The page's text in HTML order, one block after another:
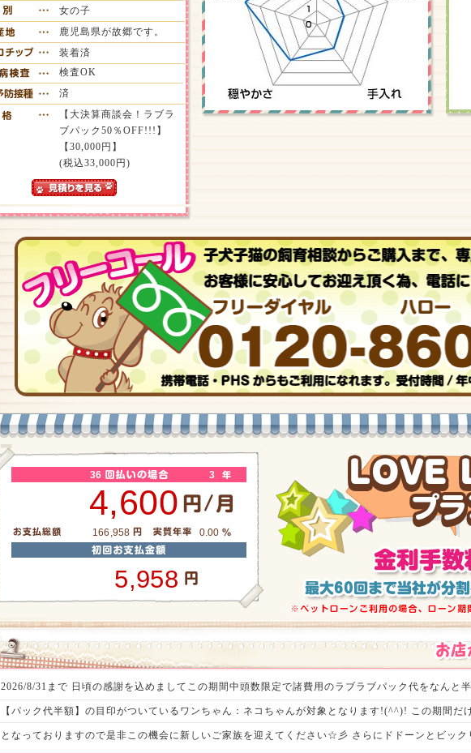
女の子
鹿児島県が故郷です。
装着済
検査OK
済
【大決算商談会！ラブラ
ブパック50％OFF!!!】
【30,000円】
(税込33,000円)
36 3
4,600
166,958 0.00
5,958
2026/8/31まで 日頃の感謝を込めましてこの期間中頭数限定で諸費用のラブラブパック代をなんと
【パック代半額】の目印がついているワンちゃん：ネコちゃんが対象となります!(^^)! この期間だ
となっておりますので是非この機会に新しいご家族を迎えてください☆彡 さらにドドーンとビッ